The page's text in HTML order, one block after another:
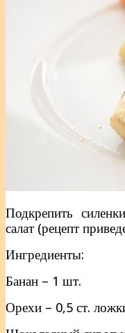
Подкрепить
салат (рецепт
Ингредиенты:
Банан – 1 шт.
Орехи – 0,5 ст.